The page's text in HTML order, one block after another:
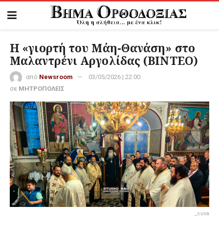
Η «γιορτή του Μάη-Θανάση» στο
Μαλαντρένι Αργολίδας (ΒΙΝΤΕΟ)
από Newsroom
03/05/2026 | 22:00
σε ΜΗΤΡΟΠΟΛΕΙΣ
_cuva